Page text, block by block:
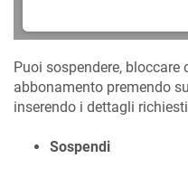
Puoi sospendere,
abbonamento premendo
inserendo i dettagli
Sospendi